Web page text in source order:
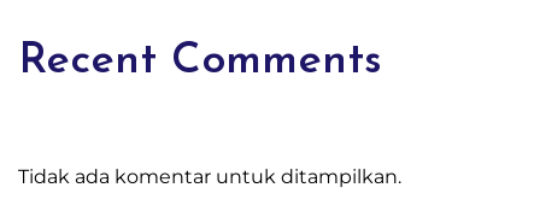
Recent Comments
Tidak ada komentar untuk ditampilkan.